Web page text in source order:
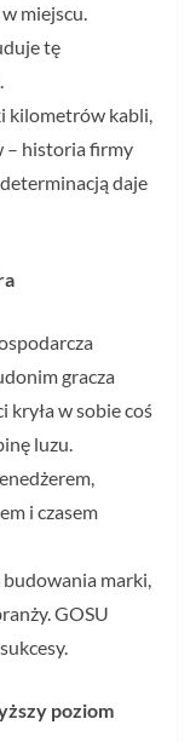
miejscu.
tę
kilometrów kabli,
– historia firmy
daje
gracza
kryła w sobie coś
luzu.
i czasem
budowania marki,
GOSU
poziom